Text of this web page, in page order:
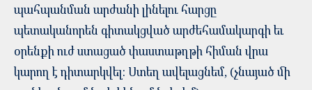
պահպանման արժանի լինելու հարցը
պետականորեն գիտակցված արժեհամակարգի եւ
օրենքի ուժ ստացած փաստաթղթի հիման վրա
կարող է դիտարկվել: Ստեղ ավելացնեմ, (չնայած մի